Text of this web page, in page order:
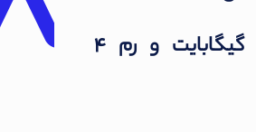
دو سیم‌ کارت ظرفیت 64 گیگابایت و رم 4